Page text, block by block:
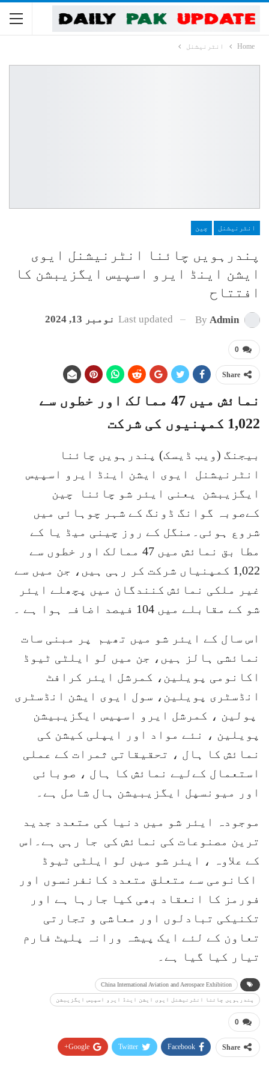
Home انٹرنیشنل
انٹرنیشنل چین
پندرہویں چائنا انٹرنیشنل ایوی
ایشن اینڈ ایرو اسپیس ایگزیبشن کا
افتتاح
By Admin
Last updated نومبر 13, 2024
0
Share
نمائش میں 47 ممالک اور خطوں سے
1,022 کمپنیوں کی شرکت
بیجنگ (ویب ڈیسک) پندرہویں چائنا
انٹرنیشنل ایوی ایشن اینڈ ایرو اسپیس
ایگزیبشن یعنی ایئر شو چائنا چین
کےصوبہ گوانگ ڈونگ کے شہر چوہائی میں
شروع ہوئی۔منگل کے روز چینی میڈ یا کے
مطا بق نمائش میں 47 ممالک اور خطوں سے
1,022 کمپنیاں شرکت کر رہی ہیں، جن میں سے
غیر ملکی نمائش کنندگان میں پچھلے ایئر
شو کے مقابلے میں 104 فیصد اضافہ ہوا ہے ۔
اس سال کے ایئر شو میں تھیم پر مبنی سات
نمائشی ہالز ہیں، جن میں لو ایلٹی ٹیوڈ
اکانومی پویلین، کمرشل ایئر کرافٹ
انڈسٹری پویلین، سول ایوی ایشن انڈسٹری
پولین ، کمرشل ایرو اسپیس ایگزیبیشن
پویلین ، نئے مواد اور ایپلی کیشن کی
نمائش کا ہال ، تحقیقاتی ثمرات کے عملی
استعمال کےلیے نمائش کا ہال ، صوبائی
اور میونسپل ایگزیبیشن ہال شامل ہے۔
موجودہ ایئر شو میں دنیا کی متعدد جدید
ترین مصنوعات کی نمائش کی جا رہی ہے۔اس
کے علاوہ ، ایئر شو میں لو ایلٹی ٹیوڈ
اکانومی سے متعلق متعدد کانفرنسوں اور
فورمز کا انعقاد بھی کیا جارہا ہے اور
تکنیکی تبادلوں اور معاشی و تجارتی
تعاون کے لئے ایک پیشہ ورانہ پلیٹ فارم
تیار کیا گیا ہے۔
China International Aviation and Aerospace Exhibition
پندرہویں چائنا انٹرنیشنل ایوی ایشن اینڈ ایرو اسپیس ایگزیبشن
0
Share
Facebook
Twitter
Google+